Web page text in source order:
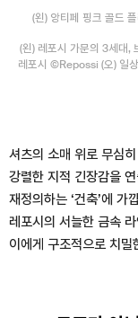
(왼) 앙티페 핑크 골드
(왼) 레포시 가문의 3세대,
레포시 ©Repossi (오) 일
셔츠의 소매 위로 무심
강렬한 지적 긴장감을
재정의하는 ‘건축’에 가
레포시의 서늘한 금속
이에게 구조적으로 치